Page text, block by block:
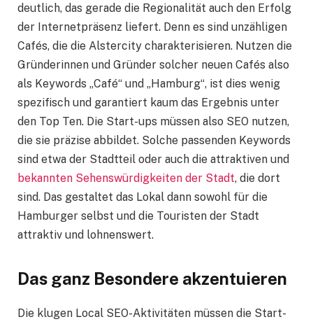
deutlich, das gerade die Regionalität auch den Erfolg
der Internetpräsenz liefert. Denn es sind unzähligen
Cafés, die die Alstercity charakterisieren. Nutzen die
Gründerinnen und Gründer solcher neuen Cafés also
als Keywords „Café“ und „Hamburg“, ist dies wenig
spezifisch und garantiert kaum das Ergebnis unter
den Top Ten. Die Start-ups müssen also SEO nutzen,
die sie präzise abbildet. Solche passenden Keywords
sind etwa der Stadtteil oder auch die attraktiven und
bekannten Sehenswürdigkeiten der Stadt, die dort
sind. Das gestaltet das Lokal dann sowohl für die
Hamburger selbst und die Touristen der Stadt
attraktiv und lohnenswert.
Das ganz Besondere akzentuieren
Die klugen Local SEO-Aktivitäten müssen die Start-